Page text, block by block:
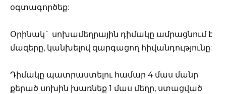
օգտագործեք:
Օրինակ` սոխամեղրային դիմակը ամրացնում է
մազերը, կանխելով զարգացող հիվանդությունը:
Դիմակը պատրաստելու համար 4 մաս մանր
քերած սոխին խառնեք 1 մաս մեղր, ստացված